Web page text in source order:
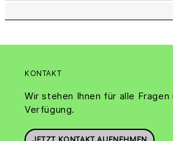
KONTAKT
Wir stehen Ihnen für alle Fragen
Verfügung.